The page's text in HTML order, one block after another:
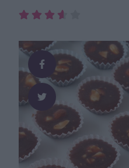
kakor! Den knapriga
kombination. Så gott och
Skumtomtecookies
skumtomtar GÖR SÅ HÄR
Kavla ut